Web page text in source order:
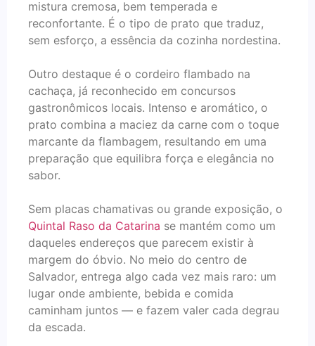
mistura cremosa, bem temperada e
reconfortante. É o tipo de prato que traduz,
sem esforço, a essência da cozinha nordestina.
Outro destaque é o cordeiro flambado na
cachaça, já reconhecido em concursos
gastronômicos locais. Intenso e aromático, o
prato combina a maciez da carne com o toque
marcante da flambagem, resultando em uma
preparação que equilibra força e elegância no
sabor.
Sem placas chamativas ou grande exposição, o
Quintal Raso da Catarina se mantém como um
daqueles endereços que parecem existir à
margem do óbvio. No meio do centro de
Salvador, entrega algo cada vez mais raro: um
lugar onde ambiente, bebida e comida
caminham juntos — e fazem valer cada degrau
da escada.